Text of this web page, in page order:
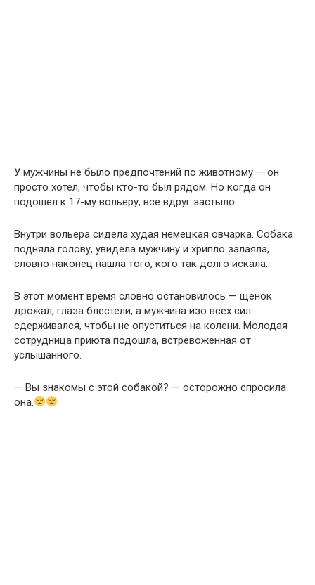
У мужчины не было предпочтений по животному — он
просто хотел, чтобы кто-то был рядом. Но когда он
подошёл к 17-му вольеру, всё вдруг застыло.
Внутри вольера сидела худая немецкая овчарка. Собака
подняла голову, увидела мужчину и хрипло залаяла,
словно наконец нашла того, кого так долго искала.
В этот момент время словно остановилось — щенок
дрожал, глаза блестели, а мужчина изо всех сил
сдерживался, чтобы не опуститься на колени. Молодая
сотрудница приюта подошла, встревоженная от
услышанного.
— Вы знакомы с этой собакой? — осторожно спросила
она.